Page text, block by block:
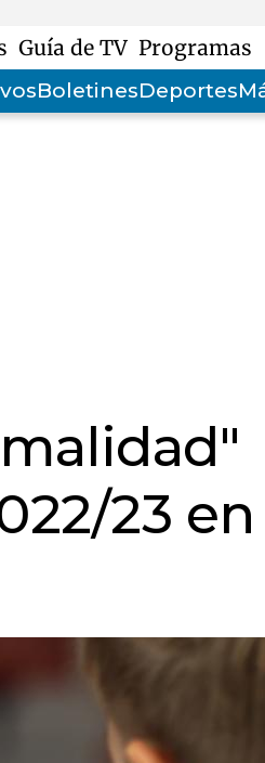
Guía de TV Programas
BoletinesDeportes
23 en